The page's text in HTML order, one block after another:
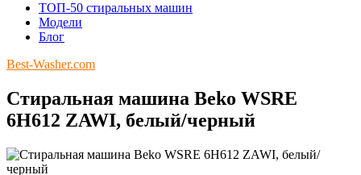
ТОП-50 стиральных машин
Модели
Блог
Best-Washer.com
Стиральная машина Beko WSRE
6H612 ZAWI, белый/черный